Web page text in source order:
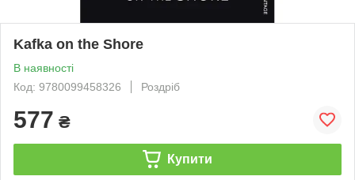
Kafka on the Shore
В наявності
Код: 9780099458326
Роздріб
577 ₴
Купити